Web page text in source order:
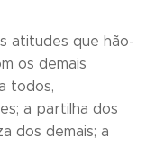
atitudes que hão-
os demais
todos,
a partilha dos
dos demais; a